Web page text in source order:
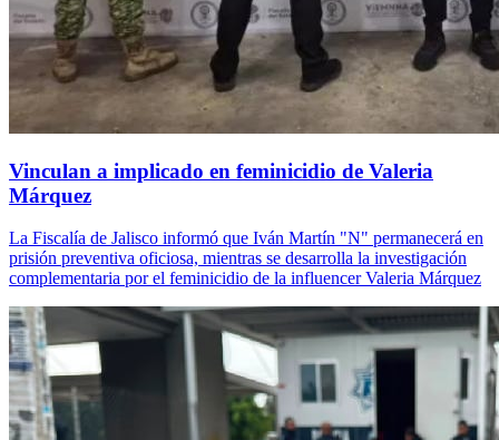
Vinculan a implicado en feminicidio de Valeria
Márquez
La Fiscalía de Jalisco informó que Iván Martín "N" permanecerá en
prisión preventiva oficiosa, mientras se desarrolla la investigación
complementaria por el feminicidio de la influencer Valeria Márquez